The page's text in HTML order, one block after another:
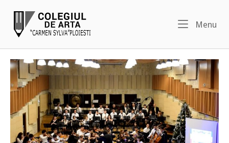
content
Menu